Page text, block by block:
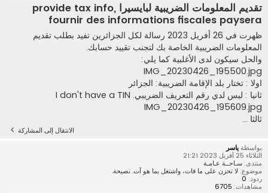
تقديم المعلومات الضريبية لبايسيرا provide tax info,
fournir des informations fiscales paysera
ظهرت في 26 أفريل 2023 رسالة لكل الجزائرين تفيد بطلب تقديم
المعلومات الضريبية الخاصة بك لتجنب تقييد حسابك.
والحل سيكون لدى الأغلبية كما يلي:
IMG_20230426_195500.jpg
اولا : تختار بلد الإقامة الضريبية: الجزائر
ثانيا : ليس لدي رقم التعريف الضريبي. I don't have a TIN
IMG_20230426_195609.jpg
ثالثا ...
الانتقال إلى المشاركة
بواسطةياسر
الثلاثاء 25 أفريل 2023 21:21
منتدى: سـاحــة عـامـة
موضوع: لا تحزن على ما فات، واشتغل بما هو آت. نصيحة.
ردود: 0
مشاهدات: 6705